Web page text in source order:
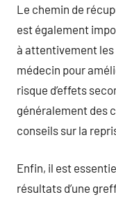
Le chemin de
est également
à attentivement
médecin pour
risque d’effets
généralement des
conseils sur la
Enfin, il est
résultats d’une